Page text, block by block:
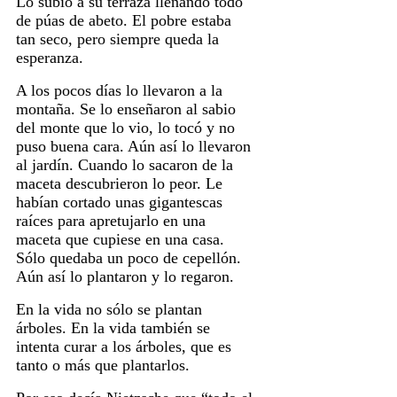
de púas de abeto. El pobre estaba
tan seco, pero siempre queda la
esperanza.
A los pocos días lo llevaron a la
montaña. Se lo enseñaron al sabio
del monte que lo vio, lo tocó y no
puso buena cara. Aún así lo llevaron
al jardín. Cuando lo sacaron de la
maceta descubrieron lo peor. Le
habían cortado unas gigantescas
raíces para apretujarlo en una
maceta que cupiese en una casa.
Sólo quedaba un poco de cepellón.
Aún así lo plantaron y lo regaron.
En la vida no sólo se plantan
árboles. En la vida también se
intenta curar a los árboles, que es
tanto o más que plantarlos.